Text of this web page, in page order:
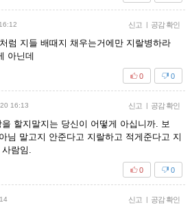
신고 | 공감 확인
럼 지들 배때지 채우는거에만 지랄병하라
아닌데
0
0
16:13 신고 | 공감 확인
을 할지말지는 당신이 어떻게 아십니까. 보
님 말고지 안준다고 지랄하고 적게준다고 지
람임.
0
0
신고 | 공감 확인